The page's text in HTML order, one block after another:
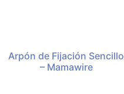
Arpón de Fijación Sencillo
– Mamawire